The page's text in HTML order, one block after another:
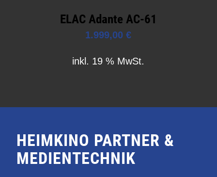
ELAC Adante AC-61
1.999,00€
inkl. 19 % MwSt.
HEIMKINO PARTNER &
MEDIENTECHNIK